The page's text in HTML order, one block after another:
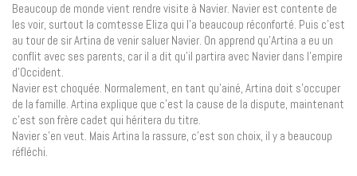
Beaucoup de monde vient rendre visite à Navier. Navier est contente de
les voir, surtout la comtesse Eliza qui l’a beaucoup réconforté. Puis c’est
au tour de sir Artina de venir saluer Navier. On apprend qu’Artina a eu un
conflit avec ses parents, car il a dit qu’il partira avec Navier dans l’empire
d’Occident.
Navier est choquée. Normalement, en tant qu’ainé, Artina doit s’occuper
de la famille. Artina explique que c’est la cause de la dispute, maintenant
c’est son frère cadet qui héritera du titre.
Navier s’en veut. Mais Artina la rassure, c’est son choix, il y a beaucoup
réfléchi.